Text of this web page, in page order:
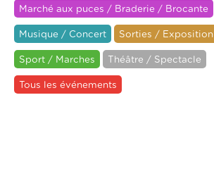
Marché aux puces / Braderie / Brocante
Musique / Concert Sorties / Exposition
Sport / Marches Théâtre / Spectacle
Tous les événements